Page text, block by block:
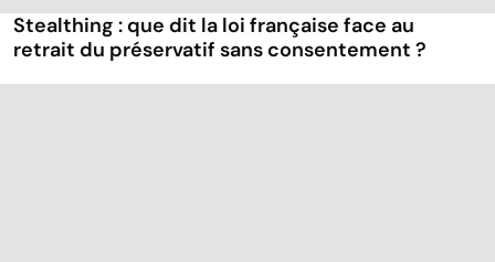
Stealthing : que dit la loi française face au
retrait du préservatif sans consentement ?